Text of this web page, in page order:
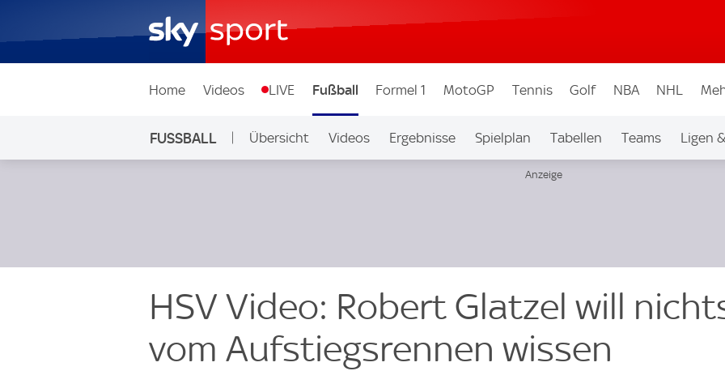
Home Videos LIVE Fußball Formel 1 MotoGP Tennis Golf NBA NHL
FUSSBALL Übersicht Videos Ergebnisse Spielplan Tabellen Teams Ligen
HSV Video: Robert Glatzel will
vom Aufstiegsrennen wissen